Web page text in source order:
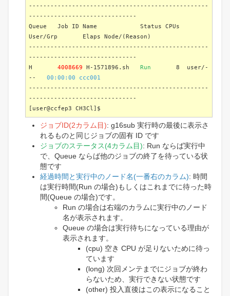
--------------------------------------------------
------------------------------
Queue Job ID Name Status CPUs
User/Grp Elaps Node/(Reason)
--------------------------------------------------
------------------------------
H 4008669 H-1571896.sh Run 8 user/-
-- 00:00:00 ccc001
--------------------------------------------------
------------------------------
[user@ccfep3 CH3Cl]$
ジョブID(2カラム目): g16sub 実行時の最後に表示さ
れるものと同じジョブの固有 ID です
ジョブのステータス(4カラム目): Run ならば実行中
で、Queue ならば他のジョブの終了を待っている状
態です
経過時間と実行中のノード名(一番右のカラム): 時間
は実行時間(Run の場合)もしくはこれまでに待った時
間(Queue の場合)です。
Run の場合は右端のカラムに実行中のノード
名が表示されます。
Queue の場合は実行待ちになっている理由が
表示されます。
(cpu) 空き CPU が足りないために待っ
ています
(long) 次回メンテまでにジョブが終わ
らないため、実行できない状態です
(other) 投入直後はこの表示になること